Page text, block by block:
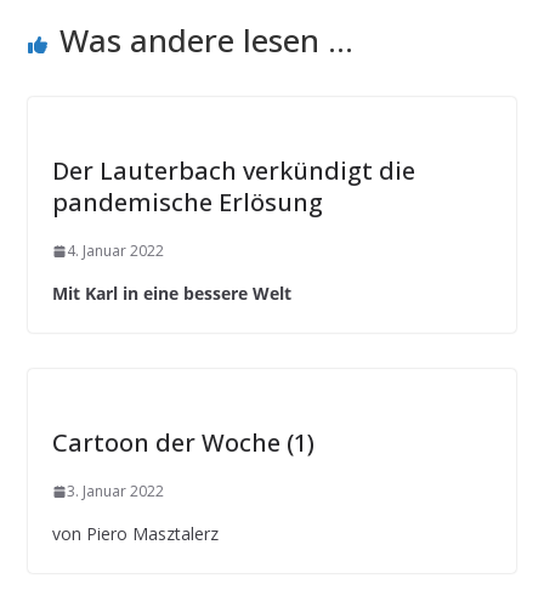
Was andere lesen ...
Der Lauterbach verkündigt die
pandemische Erlösung
4. Januar 2022
Mit Karl in eine bessere Welt
Cartoon der Woche (1)
3. Januar 2022
von Piero Masztalerz